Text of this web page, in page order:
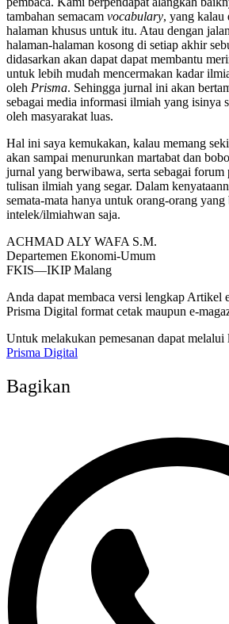
tambahan semacam vocabulary, yang kalau
halaman khusus untuk itu. Atau dengan
halaman-halaman kosong di setiap akhir
didasarkan akan dapat dapat membantu
untuk lebih mudah mencermakan kadar
oleh Prisma. Sehingga jurnal ini akan
sebagai media informasi ilmiah yang isinya
oleh masyarakat luas.
Hal ini saya kemukakan, kalau memang
akan sampai menurunkan martabat dan
jurnal yang berwibawa, serta sebagai forum
tulisan ilmiah yang segar. Dalam
semata-mata hanya untuk orang-orang
intelek/ilmiahwan saja.
ACHMAD ALY WAFA S.M.
Departemen Ekonomi-Umum
FKIS—IKIP Malang
Anda dapat membaca versi lengkap Artikel
Prisma Digital format cetak maupun e-
Untuk melakukan pemesanan dapat
Prisma Digital
Bagikan